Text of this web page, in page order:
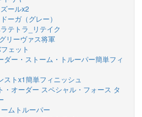
ールx2
ーガ（グレー）
テトラ_リテイク
リーヴァス将軍
ェット
ダー・ストーム・トルーパー簡単フィ
ストx1簡単フィニッシュ
・オーダー スペシャル・フォース タ
ムトルーパー